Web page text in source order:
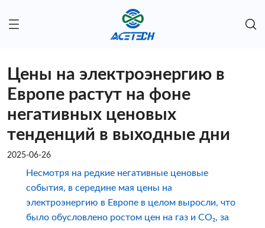
Цены на электроэнергию в
Европе растут на фоне
негативных ценовых
тенденций в выходные дни
2025-06-26
Несмотря на редкие негативные ценовые
события, в середине мая цены на
электроэнергию в Европе в целом выросли, что
было обусловлено ростом цен на газ и CO₂, за